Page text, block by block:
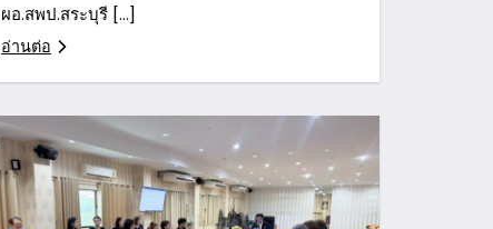
ผอ.สพป.สระบุรี […]
อ่านต่อ